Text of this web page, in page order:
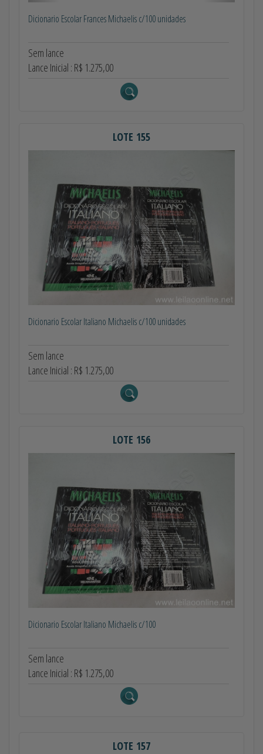
Dicionario Escolar Frances Michaelis c/100 unidades
Sem lance
Lance Inicial : R$ 1.275,00
LOTE 155
Dicionario Escolar Italiano Michaelis c/100 unidades
Sem lance
Lance Inicial : R$ 1.275,00
LOTE 156
Dicionario Escolar Italiano Michaelis c/100
Sem lance
Lance Inicial : R$ 1.275,00
LOTE 157